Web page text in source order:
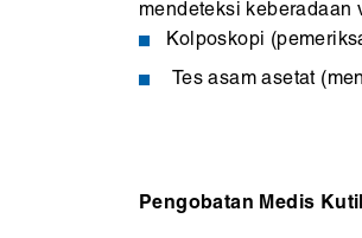
mendeteksi keberadaan
Kolposkopi
Tes asam asetat
Pengobatan Medis